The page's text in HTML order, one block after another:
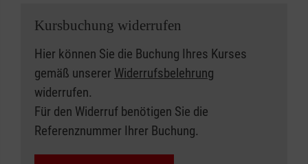
Kursbuchung widerrufen
Hier können Sie die Buchung Ihres Kurses
gemäß unserer Widerrufsbelehrung
widerrufen.
Für den Widerruf benötigen Sie die
Referenznummer Ihrer Buchung.